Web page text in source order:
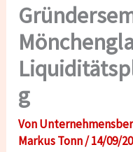
g
Von
Markus Tonn/14/09/